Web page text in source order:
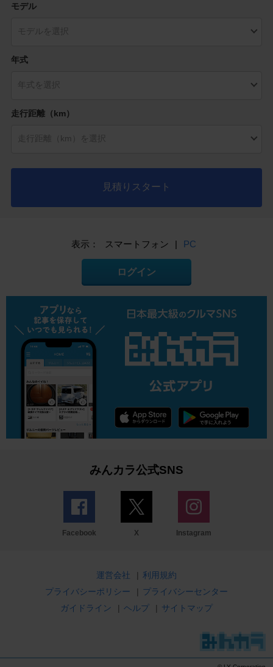
モデル
年式
走行距離（km）
見積りスタート
表示： スマートフォン | PC
ログイン
みんカラ公式SNS
Facebook X Instagram
運営会社 | 利用規約
プライバシーポリシー
| プライバシーセンター
ガイドライン
| ヘルプ | サイトマップ